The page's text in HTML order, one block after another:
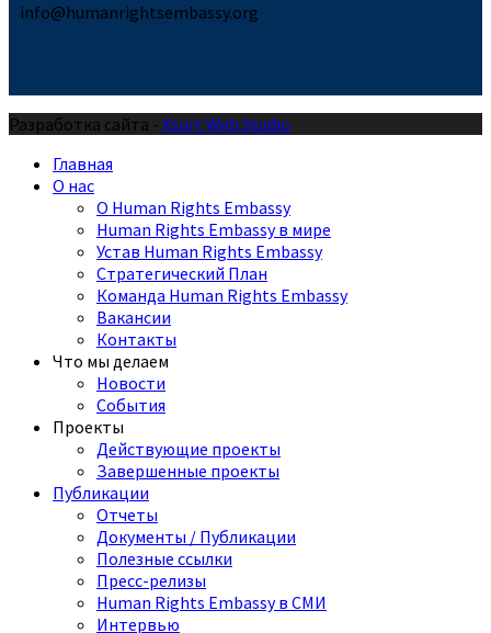
info@humanrightsembassy.org
Разработка сайта - Xsort Web Studio
Главная
О нас
О Human Rights Embassy
Human Rights Embassy в мире
Устав Human Rights Embassy
Стратегический План
Команда Human Rights Embassy
Вакансии
Контакты
Что мы делаем
Новости
События
Проекты
Действующие проекты
Завершенные проекты
Публикации
Отчеты
Документы / Публикации
Полезные ссылки
Пресс-релизы
Human Rights Embassy в СМИ
Интервью